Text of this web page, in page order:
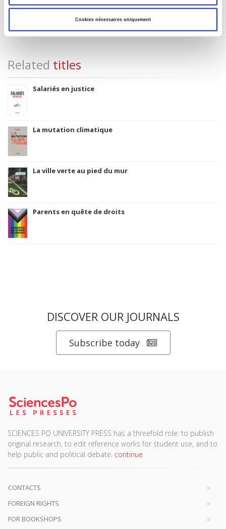
Cookies nécessaires uniquement
Subject Scheme Identifier Code
Thema subject category: Politics and government
Related titles
Salariés en justice
La mutation climatique
La ville verte au pied du mur
Parents en quête de droits
DISCOVER OUR JOURNALS
Subscribe today
SCIENCES PO UNIVERSITY PRESS has a threefold role: to publish
original research, to edit reference works for student use, and to
help public and political debate. continue
CONTACTS
FOREIGN RIGHTS
FOR BOOKSHOPS